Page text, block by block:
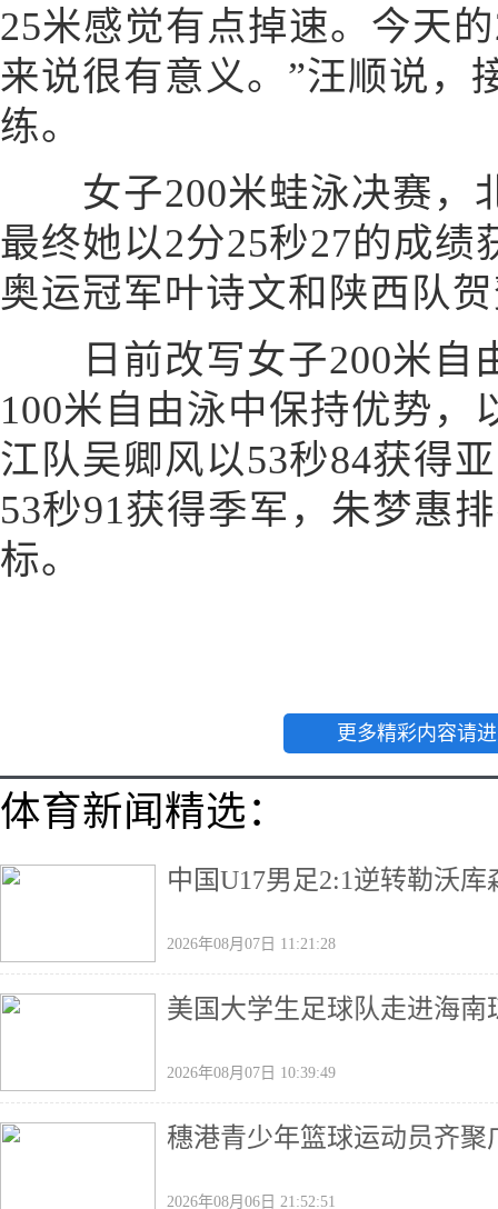
25米感觉有点掉速。今天
来说很有意义。”汪顺说，
练。
女子200米蛙泳决赛，
最终她以2分25秒27的成
奥运冠军叶诗文和陕西队
日前改写女子200米自
100米自由泳中保持优势，
江队吴卿风以53秒84获得
53秒91获得季军，朱梦惠
标。
更多精彩内容请
体育新闻精选：
中国U17男足2:1逆转勒沃
2026年08月07日 11:21:28
美国大学生足球队走进海
2026年08月07日 10:39:49
穗港青少年篮球运动员齐聚
2026年08月06日 21:52:51